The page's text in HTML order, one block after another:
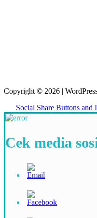
Copyright © 2026 |
Social Share Buttons and
Cek media